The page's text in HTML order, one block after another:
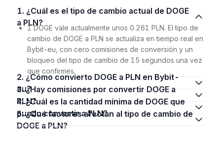
1. ¿Cuál es el tipo de cambio actual de DOGE
a PLN?
1 DOGE vale actualmente unos 0.261 PLN. El tipo de
cambio de DOGE a PLN se actualiza en tiempo real en
Bybit-eu, con cero comisiones de conversión y un
bloqueo del tipo de cambio de 15 segundos una vez
que confirmes.
2. ¿Cómo convierto DOGE a PLN en Bybit-
eu?
3. ¿Hay comisiones por convertir DOGE a
PLN?
4. ¿Cuál es la cantidad mínima de DOGE que
puedo convertir a PLN?
5. ¿Qué factores afectan al tipo de cambio de
DOGE a PLN?